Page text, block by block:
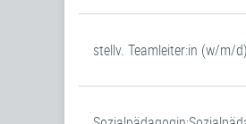
stellv. Teamleiter:in (w/m/